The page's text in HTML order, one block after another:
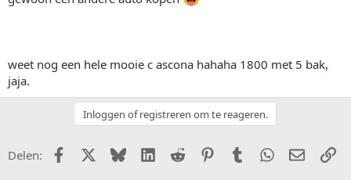
weet nog een hele mooie c ascona hahaha 1800 met 5 bak,
jaja.
Inloggen of registreren om te reageren.
Delen: FacebookX (Twitter)
BlueskyLinkedIn
Reddit PinterestTumblr WhatsApp
E-mail